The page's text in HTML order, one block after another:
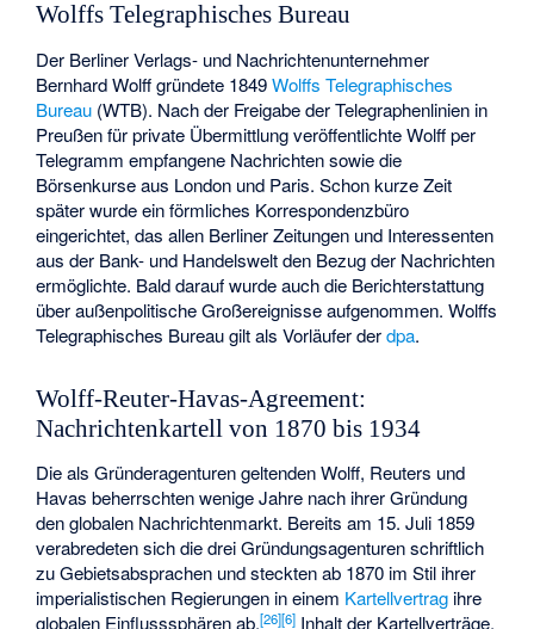
Wolffs Telegraphisches Bureau
Der Berliner Verlags- und Nachrichtenunternehmer
Bernhard Wolff gründete 1849Wolffs Telegraphisches
Bureau (WTB). Nach der Freigabe der Telegraphenlinien in
Preußen für private Übermittlung veröffentlichte Wolff per
Telegramm empfangene Nachrichten sowie die
Börsenkurse aus London und Paris. Schon kurze Zeit
später wurde ein förmliches Korrespondenzbüro
eingerichtet, das allen Berliner Zeitungen und Interessenten
aus der Bank- und Handelswelt den Bezug der Nachrichten
ermöglichte. Bald darauf wurde auch die Berichterstattung
über außenpolitische Großereignisse aufgenommen. Wolffs
Telegraphisches Bureau gilt als Vorläufer derdpa.
Wolff-Reuter-Havas-Agreement:
Nachrichtenkartell von 1870 bis 1934
Die als Gründeragenturen geltenden Wolff, Reuters und
Havas beherrschten wenige Jahre nach ihrer Gründung
den globalen Nachrichtenmarkt. Bereits am 15. Juli 1859
verabredeten sich die drei Gründungsagenturen schriftlich
zu Gebietsabsprachen und steckten ab 1870 im Stil ihrer
imperialistischen Regierungen in einem Kartellvertrag ihre
globalen Einflusssphären ab.[26][6] Inhalt der Kartellverträge,